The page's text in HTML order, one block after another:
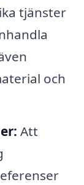
tjänster
och
Att